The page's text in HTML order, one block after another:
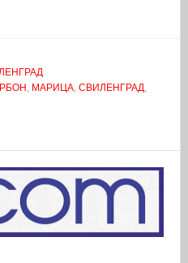
, МАРИЦА, СВИЛЕНГРАД,